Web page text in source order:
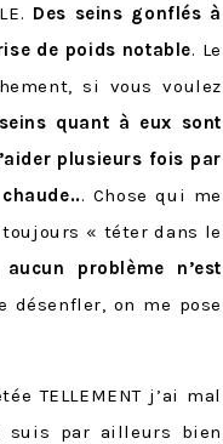
Des seins gonflés à
de poids notable. Le
si vous voulez
quant à eux sont
plusieurs fois par
. Chose qui me
« téter dans le
problème n’est
désenfler, on me pose
TELLEMENT j’ai mal
par ailleurs bien